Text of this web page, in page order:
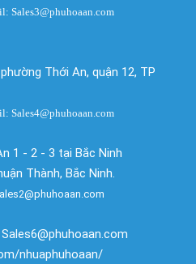
Sales3@phuhoaan.com
Thới An, quận 12, TP
Sales4@phuhoaan.com
1 - 2 - 3 tại Bắc Ninh
Thành, Bắc Ninh.
nhuaphuhoaan/